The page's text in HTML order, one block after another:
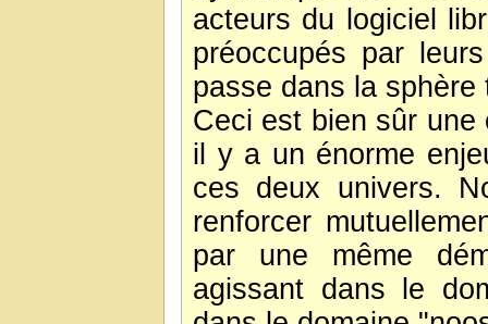
acteurs du logiciel
préoccupés par
passe dans la sphère
Ceci est bien sûr
il y a un énorme
ces deux univers.
renforcer
par une même
agissant dans le